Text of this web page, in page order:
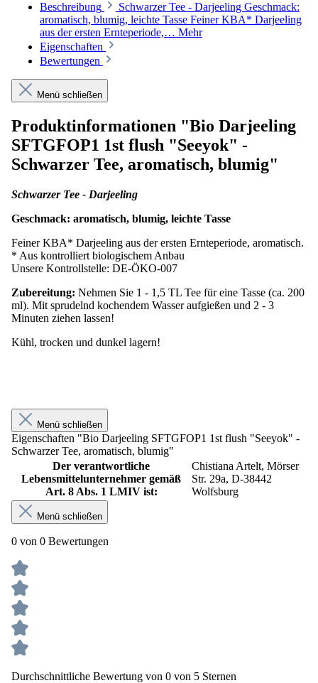
Beschreibung
Schwarzer Tee - Darjeeling Geschmack:
aromatisch, blumig, leichte Tasse Feiner KBA* Darjeeling
aus der ersten Ernteperiode,… Mehr
Eigenschaften
Bewertungen
Menü schließen
Produktinformationen "Bio Darjeeling
SFTGFOP1 1st flush "Seeyok" -
Schwarzer Tee, aromatisch, blumig"
Schwarzer Tee - Darjeeling
Geschmack: aromatisch, blumig, leichte Tasse
Feiner KBA* Darjeeling aus der ersten Ernteperiode, aromatisch.
* Aus kontrolliert biologischem Anbau
Unsere Kontrollstelle: DE-ÖKO-007
Zubereitung: Nehmen Sie 1 - 1,5 TL Tee für eine Tasse (ca. 200
ml). Mit sprudelnd kochendem Wasser aufgießen und 2 - 3
Minuten ziehen lassen!
Kühl, trocken und dunkel lagern!
Menü schließen
Eigenschaften "Bio Darjeeling SFTGFOP1 1st flush "Seeyok" -
Schwarzer Tee, aromatisch, blumig"
Der verantwortliche
Lebensmittelunternehmer gemäß
Art. 8 Abs. 1 LMIV ist:
Chistiana Artelt, Mörser
Str. 29a, D-38442
Wolfsburg
Menü schließen
0 von 0 Bewertungen
Durchschnittliche Bewertung von 0 von 5 Sternen